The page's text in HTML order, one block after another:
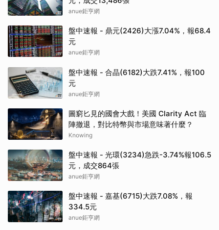
anue鉅亨網
盤中速報 - 鼎元(2426)大漲7.04%，報68.4
元
anue鉅亨網
盤中速報 - 合晶(6182)大跌7.41%，報100
元
anue鉅亨網
圖窮匕見的國會大戲！美國 Clarity Act 臨
陣撤退，對比特幣與市場意味著什麼？
Knowing
盤中速報 - 光環(3234)急跌-3.74%報106.5
元，成交864張
anue鉅亨網
盤中速報 - 嘉基(6715)大跌7.08%，報
334.5元
anue鉅亨網